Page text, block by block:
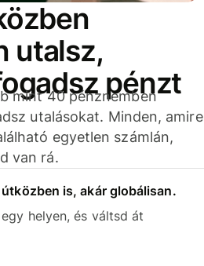
utalsz,
pénzt
mint 40 pénznemben
utalásokat. Minden, amire
egyetlen számlán,
van rá.
is, akár globálisan.
helyen, és váltsd át